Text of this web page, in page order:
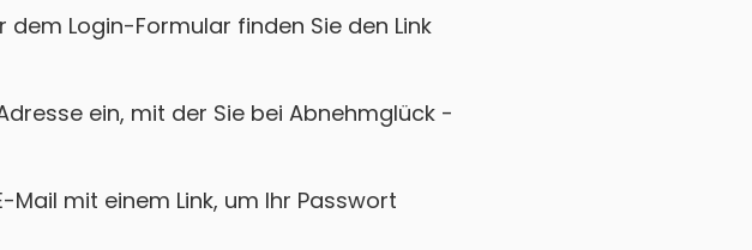
dem Login-Formular finden Sie den Link
ein, mit der Sie bei Abnehmglück -
mit einem Link, um Ihr Passwort